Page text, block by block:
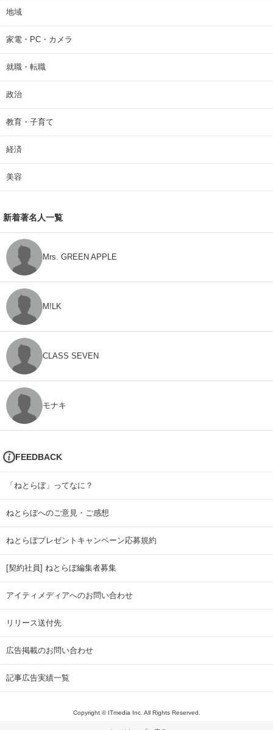
地域
家電・PC・カメラ
就職・転職
政治
教育・子育て
経済
美容
新着著名人一覧
Mrs. GREEN APPLE
M!LK
CLASS SEVEN
モナキ
FEEDBACK
「ねとらぼ」ってなに？
ねとらぼへのご意見・ご感想
ねとらぼプレゼントキャンペーン応募規約
[契約社員] ねとらぼ編集者募集
アイティメディアへのお問い合わせ
リリース送付先
広告掲載のお問い合わせ
記事広告実績一覧
Copyright © ITmedia Inc. All Rights Reserved.